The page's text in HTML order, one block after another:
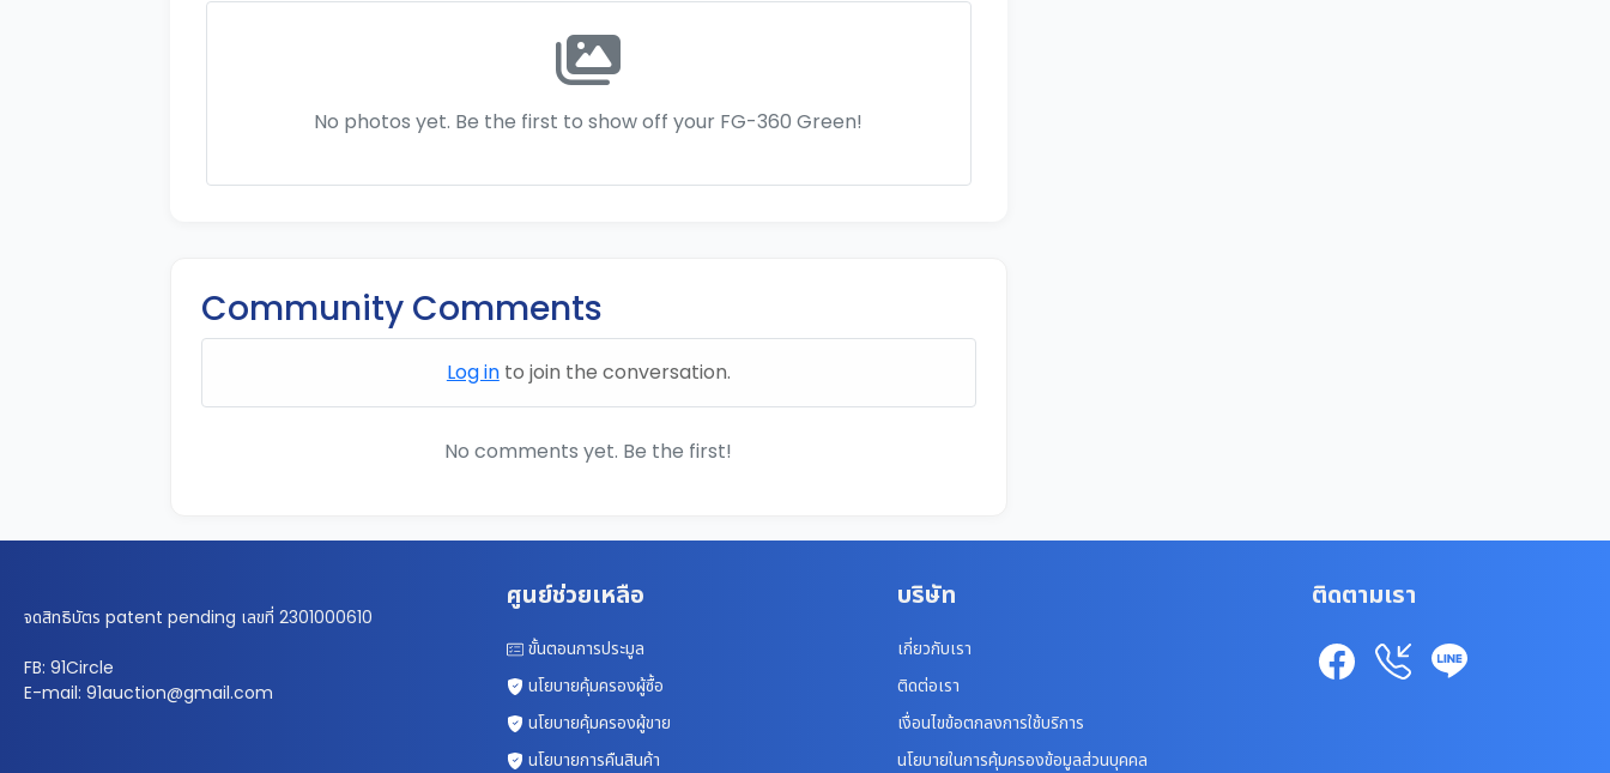
No photos yet. Be the first to show off your FG-360 Green!
Community Comments
Log into join the conversation.
No comments yet. Be the first!
จดสิทธิบัตร patent pending เลขที่ 2301000610
FB: 91Circle
E-mail: 91auction@gmail.com
ศูนย์ช่วยเหลือ
ขั้นตอนการประมูล
นโยบายคุ้มครองผู้ซื้อ
นโยบายคุ้มครองผู้ขาย
นโยบายการคืนสินค้า
บริษัท
เกี่ยวกับเรา
ติดต่อเรา
เงื่อนไขข้อตกลงการใช้บริการ
นโยบายในการคุ้มครองข้อมูลส่วนบุคคล
ติดตามเรา